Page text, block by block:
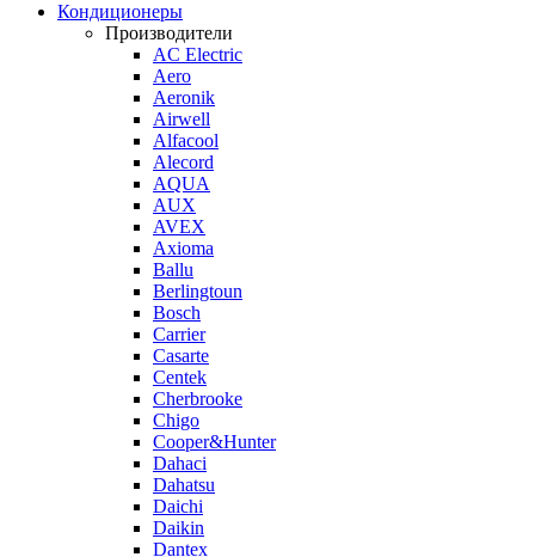
Кондиционеры
Производители
AC Electric
Aero
Aeronik
Airwell
Alfacool
Alecord
AQUA
AUX
AVEX
Axioma
Ballu
Berlingtoun
Bosch
Carrier
Casarte
Centek
Cherbrooke
Chigo
Cooper&Hunter
Dahaci
Dahatsu
Daichi
Daikin
Dantex